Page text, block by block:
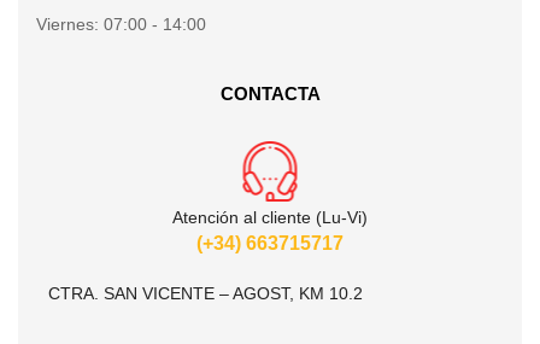
Viernes: 07:00 - 14:00
CONTACTA
Atención al cliente (Lu-Vi)
(+34) 663715717
CTRA. SAN VICENTE – AGOST, KM 10.2